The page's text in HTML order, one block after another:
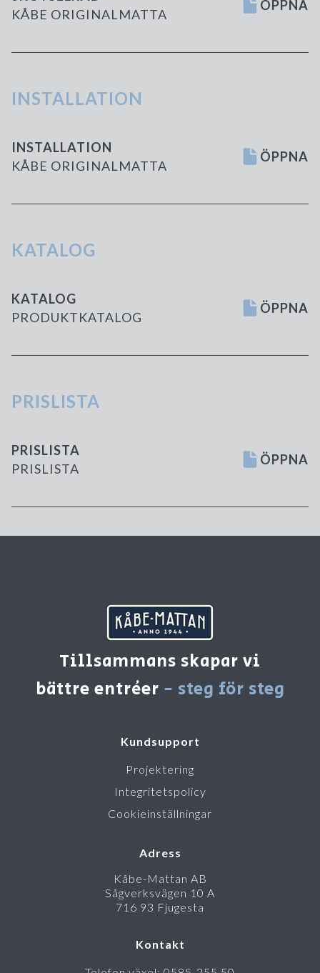
KÅBE ORIGINALMATTA
ÖPPNA
INSTALLATION
INSTALLATION
KÅBE ORIGINALMATTA
ÖPPNA
KATALOG
KATALOG
PRODUKTKATALOG
ÖPPNA
PRISLISTA
PRISLISTA
PRISLISTA
ÖPPNA
Tillsammans skapar vi
bättre entréer - steg för steg
Kundsupport
Projektering
Integritetspolicy
Cookieinställningar
Adress
Kåbe-Mattan AB
Sågverksvägen 10 A
716 93 Fjugesta
Kontakt